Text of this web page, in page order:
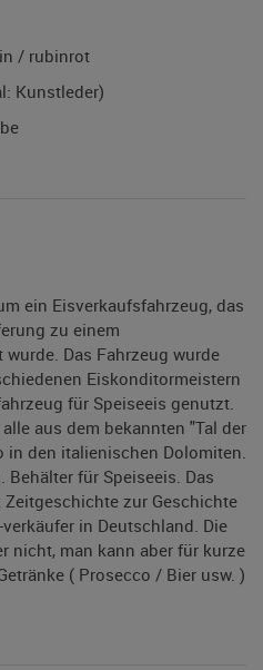
/ rubinrot
Kunstleder)
ein Eisverkaufsfahrzeug, das
zu einem
Das Fahrzeug wurde
Eiskonditormeistern
für Speiseeis genutzt.
aus dem bekannten "Tal der
in den italienischen Dolomiten.
Behälter für Speiseeis. Das
zur Geschichte
in Deutschland. Die
nicht, man kann aber für kurze
( Prosecco / Bier usw. )